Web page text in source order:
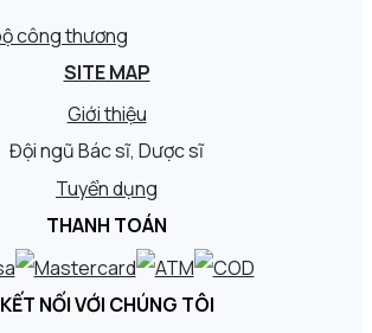
SITE MAP
Giới thiệu
Đội ngũ Bác sĩ, Dược sĩ
Tuyển dụng
THANH TOÁN
KẾT NỐI VỚI CHÚNG TÔI